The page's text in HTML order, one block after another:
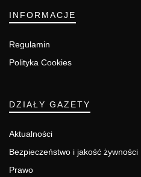
INFORMACJE
Regulamin
Polityka Cookies
DZIAŁY GAZETY
Aktualności
Bezpieczeństwo i jakość żywności
Prawo